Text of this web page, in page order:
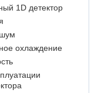
1D детектор
охлаждение